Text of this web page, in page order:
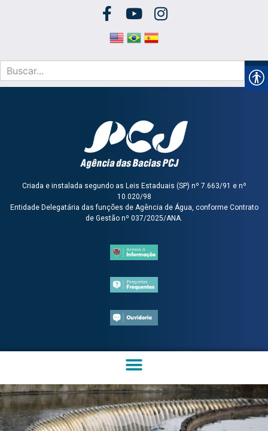
Criada e instalada segundo as Leis Estaduais (SP) nº 7.663/91 e nº
10.020/98
Entidade Delegatária das funções de Agência de Água, conforme Contrato
de Gestão nº 037/2025/ANA.